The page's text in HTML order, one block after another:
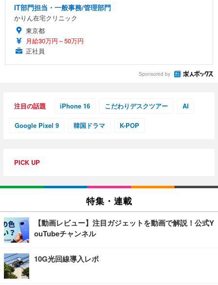
IT部門担当・一般事務/管理部門
かりん在宅クリニック
東京都
月給30万円～50万円
正社員
Sponsored by
注目の話題 iPhone 16 こだわりデスクツアー AI
Google Pixel 9 韓国ドラマ K-POP
PICK UP
特集・連載
【動画レビュー】注目ガジェットを動画で解説！公式Y
ouTubeチャンネル
10G光回線導入レポ